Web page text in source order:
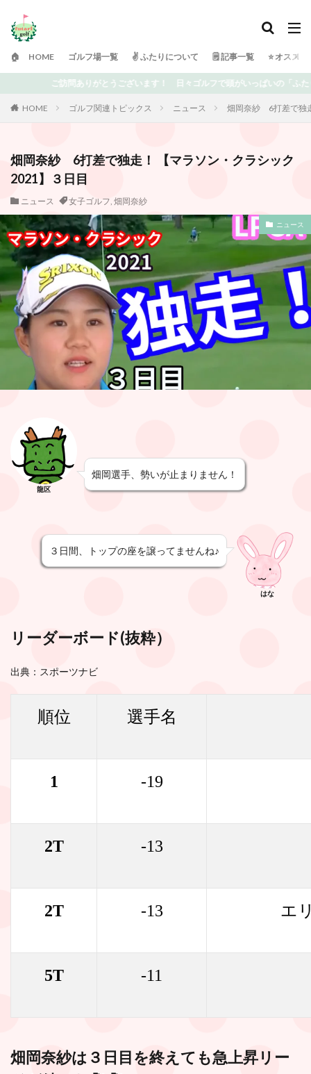
🏠 HOME ゴルフ場一覧 ✌️ ふたりについて 🗒 記事一覧 ⭐️ オスス
ルフで頭がいっぱいの「ふたりゴルフ」です⛳️ 上達を目指している中での失
HOME ゴルフ関連トピックス ニュース 畑岡奈紗 6打差で独
畑岡奈紗 6打差で独走！ 【マラソン・クラシック
2021】３日目
ニュース 女子ゴルフ, 畑岡奈紗
ニュース
龍区
畑岡選手、勢いが止まりません！
３日間、トップの座を譲ってませんね♪
はな
リーダーボード(抜粋）
出典：スポーツナビ
順位 選手名
1 -19
2T -13
2T -13 エ
5T -11
畑岡奈紗は３日目を終えても急上昇リー